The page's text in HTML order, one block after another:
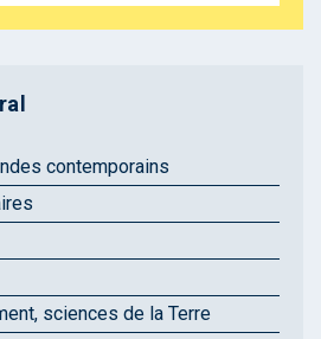
contemporains
sciences de la Terre